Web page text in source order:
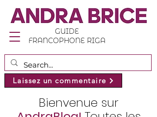
GUIDE
FRANCOPHONE RIGA
Laissez un commentaire
Bienvenue sur